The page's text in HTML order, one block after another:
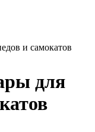
и самокатов
для